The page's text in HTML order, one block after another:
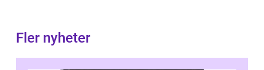
Fler nyheter